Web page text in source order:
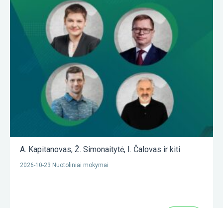
A. Kapitanovas, Ž. Simonaitytė, I. Čalovas ir kiti
2026-10-23 Nuotoliniai mokymai